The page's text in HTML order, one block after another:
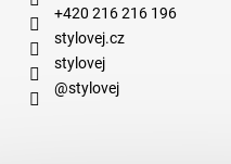
+420 216 216 196
stylovej.cz
stylovej
@stylovej